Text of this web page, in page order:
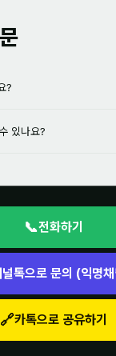
?
있나요?
📞전화하기
널톡으로 문의 (익명
🔗카톡으로 공유하기